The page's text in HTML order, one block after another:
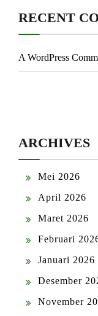
RECENT
A WordPress
ARCHIVES
Mei 2026
April 2026
Maret 2026
Februari
Januari 2026
Desember
November